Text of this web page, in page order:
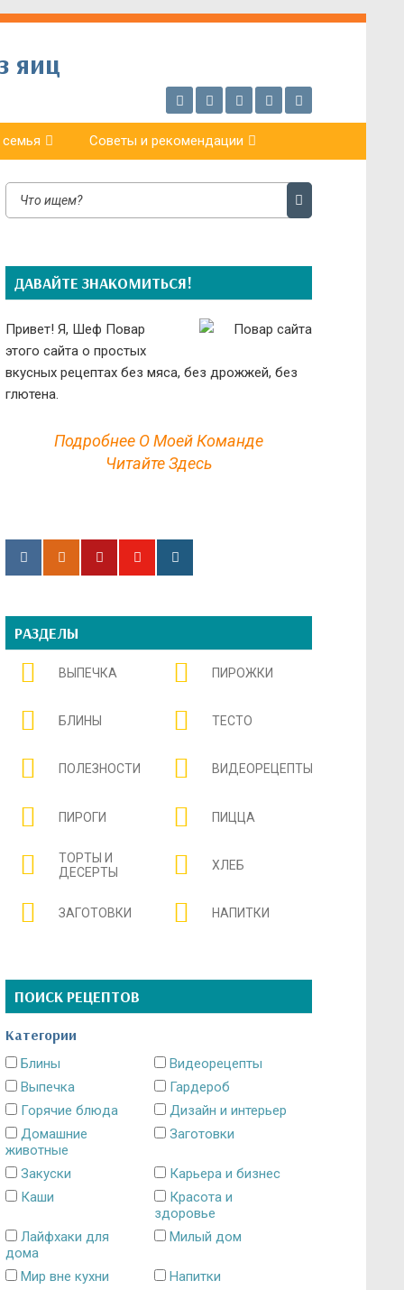
яиц
Советы и рекомендации
ДАВАЙТЕ ЗНАКОМИТЬСЯ!
Привет! Я, Шеф Повар
этого сайта о простых
вкусных рецептах без мяса, без дрожжей, без
глютена.
Подробнее О Моей Команде
Читайте Здесь
РАЗДЕЛЫ
ВЫПЕЧКА ПИРОЖКИ
БЛИНЫ ТЕСТО
ПОЛЕЗНОСТИ ВИДЕОРЕЦЕПТЫ
ПИРОГИ ПИЦЦА
ТОРТЫ И
ДЕСЕРТЫ
ХЛЕБ
ЗАГОТОВКИ НАПИТКИ
ПОИСК РЕЦЕПТОВ
Категории
Блины
Видеорецепты
Выпечка
Гардероб
Горячие блюда
Дизайн и интерьер
Домашние
животные
Заготовки
Закуски
Карьера и бизнес
Каши
Красота и
здоровье
Лайфхаки для
дома
Милый дом
Мир вне кухни
Напитки